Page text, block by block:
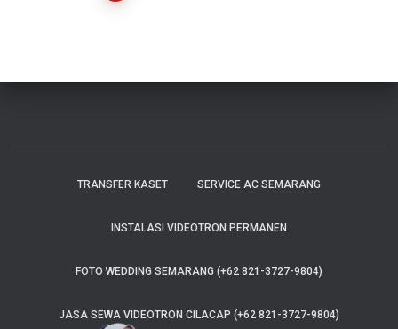
TRANSFER KASET SERVICE AC SEMARANG
INSTALASI VIDEOTRON PERMANEN
FOTO WEDDING SEMARANG (+62 821-3727-9804)
JASA SEWA VIDEOTRON CILACAP (+62 821-3727-9804)